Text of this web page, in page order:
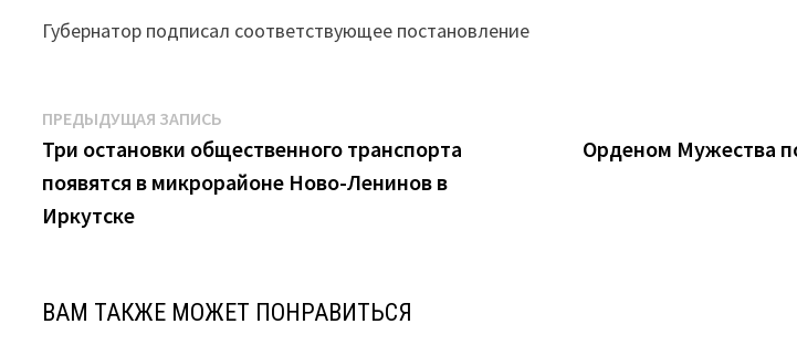
на
территориях
Иркутской
области"
Губернатор подписал соответствующее постановление
Навигация
по
записям
ПРЕДЫДУЩАЯ ЗАПИСЬ
запись:
Три остановки общественного транспорта
появятся в микрорайоне Ново-Ленинов в
Иркутске
Орденом Мужества
ВАМ ТАКЖЕ МОЖЕТ ПОНРАВИТЬСЯ